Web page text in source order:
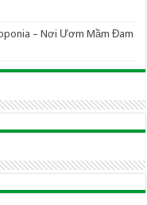
– Nơi Ươm Mầm Đam